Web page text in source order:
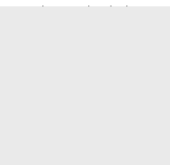
Förderung durch den